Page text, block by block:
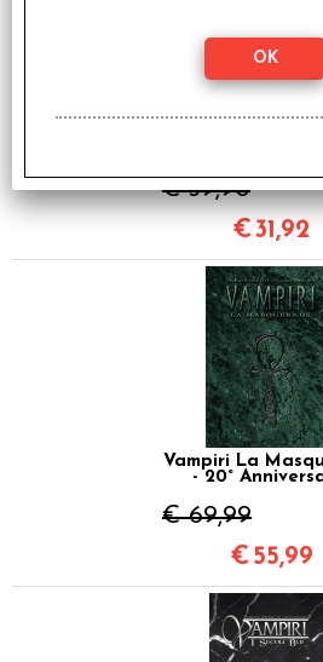
Vampiri La
€ 39,90
€31,92
Vampiri La
- 20°
€ 69,99
€ 55,99